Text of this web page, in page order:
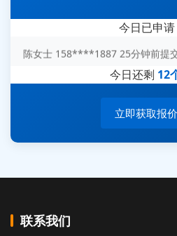
今日已申请
刘先生 139****7889 18分钟前提
杨经理 187****6696 30分钟前提
今日还剩 12
立即获取报
联系我们